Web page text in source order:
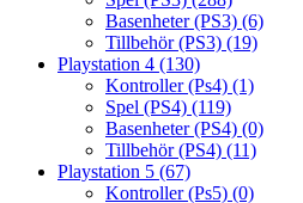
Basenheter (PS3) (6)
Tillbehör (PS3) (19)
Playstation 4 (130)
Kontroller (Ps4) (1)
Spel (PS4) (119)
Basenheter (PS4) (0)
Tillbehör (PS4) (11)
Playstation 5 (67)
Kontroller (Ps5) (0)